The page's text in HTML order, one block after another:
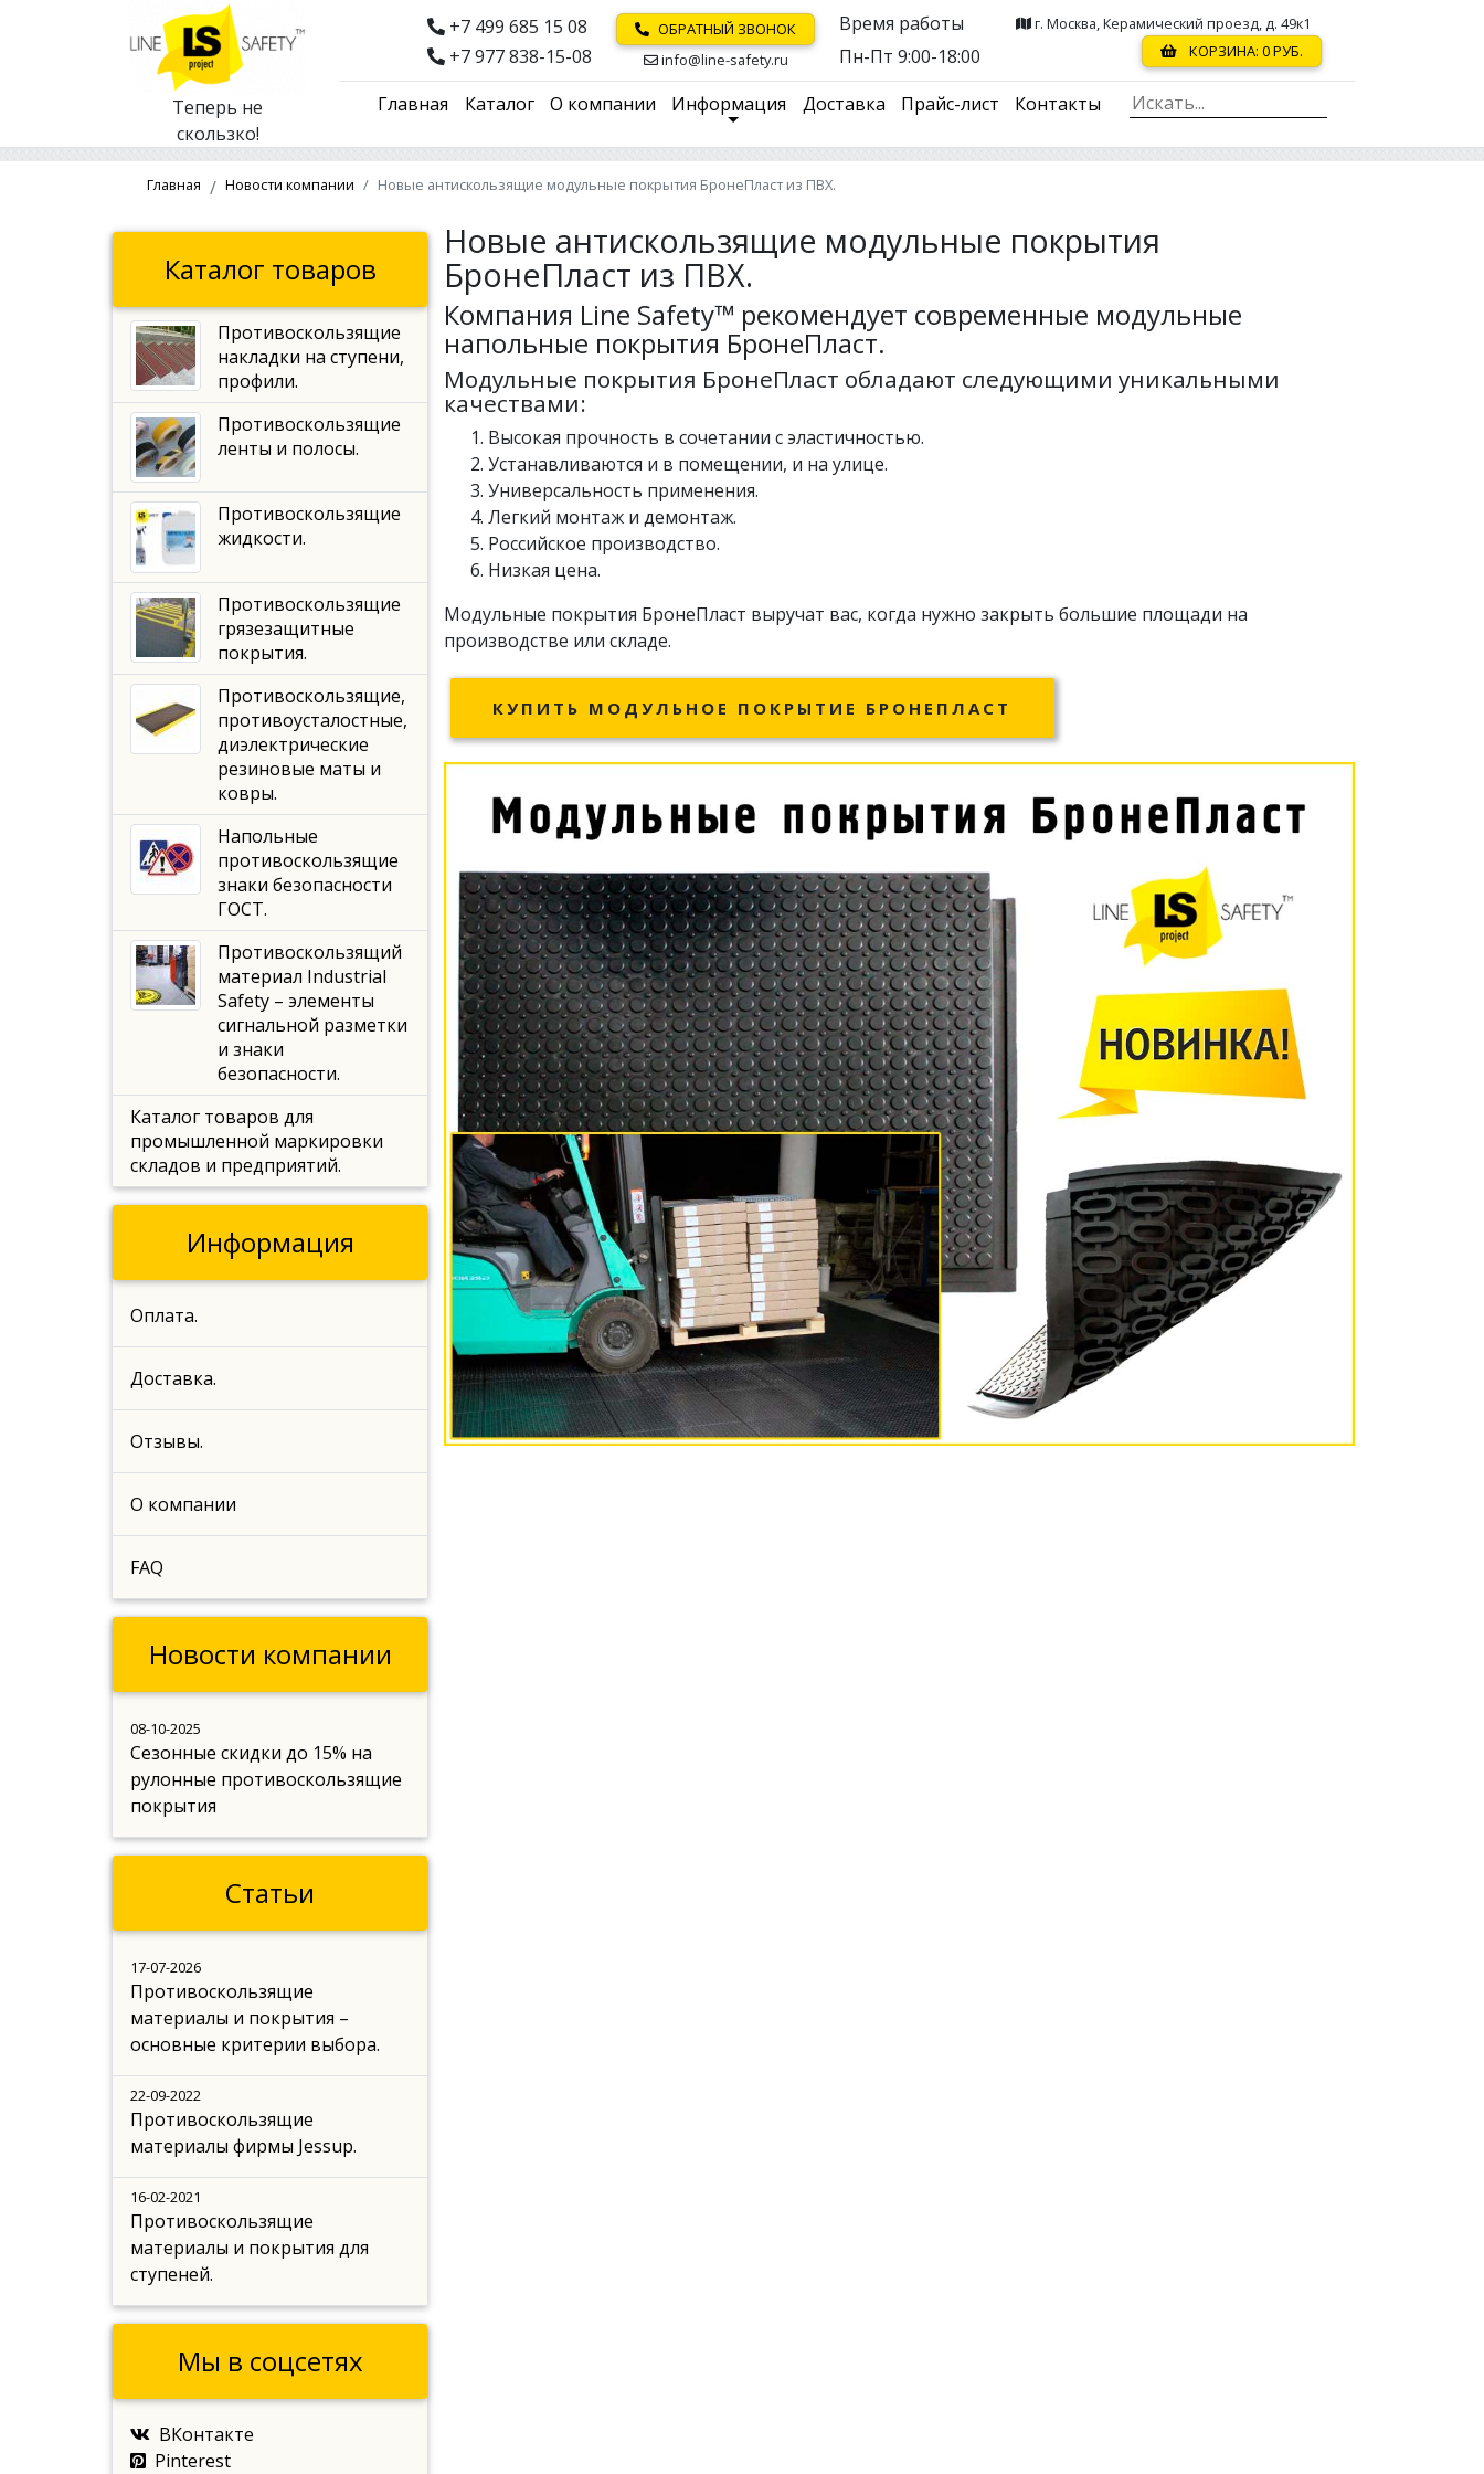
Теперь не
скользко!
+7 499 685 15 08
+7 977 838-15-08
ОБРАТНЫЙ ЗВОНОК
info@line-safety.ru
Время работы
Пн-Пт 9:00-18:00
г. Москва, Керамический проезд, д. 49к1
КОРЗИНА: 0РУБ.
Главная Каталог О компании Информация Доставка Прайс-лист Контакты
Главная Новости компании Новые антискользящие модульные покрытия БронеПласт из ПВХ.
Новые антискользящие модульные покрытия
БронеПласт из ПВХ.
Компания Line Safety™ рекомендует современные модульные
напольные покрытия БронеПласт.
Модульные покрытия БронеПласт обладают следующими уникальными
качествами:
Высокая прочность в сочетании с эластичностью.
Устанавливаются и в помещении, и на улице.
Универсальность применения.
Легкий монтаж и демонтаж.
Российское производство.
Низкая цена.
Модульные покрытия БронеПласт выручат вас, когда нужно закрыть большие площади на
производстве или складе.
КУПИТЬ МОДУЛЬНОЕ ПОКРЫТИЕ БРОНЕПЛАСТ
Каталог товаров
Противоскользящие
накладки на ступени,
профили.
Противоскользящие
ленты и полосы.
Противоскользящие
жидкости.
Противоскользящие
грязезащитные
покрытия.
Противоскользящие,
противоусталостные,
диэлектрические
резиновые маты и
ковры.
Напольные
противоскользящие
знаки безопасности
ГОСТ.
Противоскользящий
материал Industrial
Safety – элементы
сигнальной разметки
и знаки
безопасности.
Каталог товаров для
промышленной маркировки
складов и предприятий.
Информация
Оплата.
Доставка.
Отзывы.
О компании
FAQ
Новости компании
08-10-2025
Сезонные скидки до 15% на
рулонные противоскользящие
покрытия
Статьи
17-07-2026
Противоскользящие
материалы и покрытия –
основные критерии выбора.
22-09-2022
Противоскользящие
материалы фирмы Jessup.
16-02-2021
Противоскользящие
материалы и покрытия для
ступеней.
Мы в соцсетях
ВКонтакте
Pinterest